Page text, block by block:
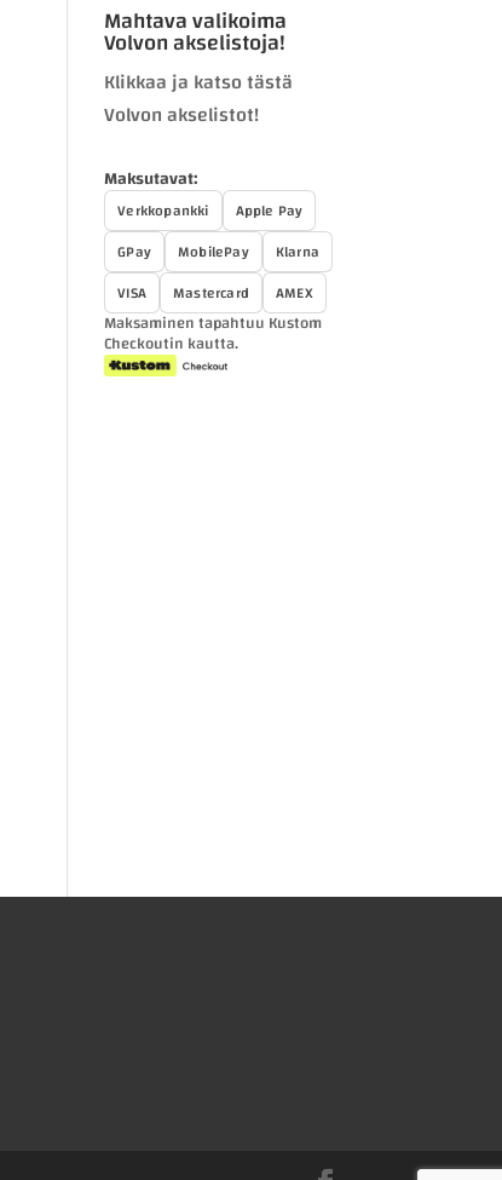
Mahtava valikoima
Volvon akselistoja!
Klikkaa ja katso tästä
Volvon akselistot!
Maksutavat:
Verkkopankki
Apple Pay
GPay
MobilePay
Klarna
VISA
Mastercard AMEX
Maksaminen tapahtuu Kustom
Checkoutin kautta.